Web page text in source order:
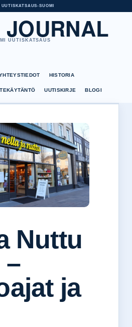
UUTISKATSAUS•SUOMI
UUTISKATSAUS
HISTORIA
UUTISKIRJE BLOGI
Nuttu
–
ja